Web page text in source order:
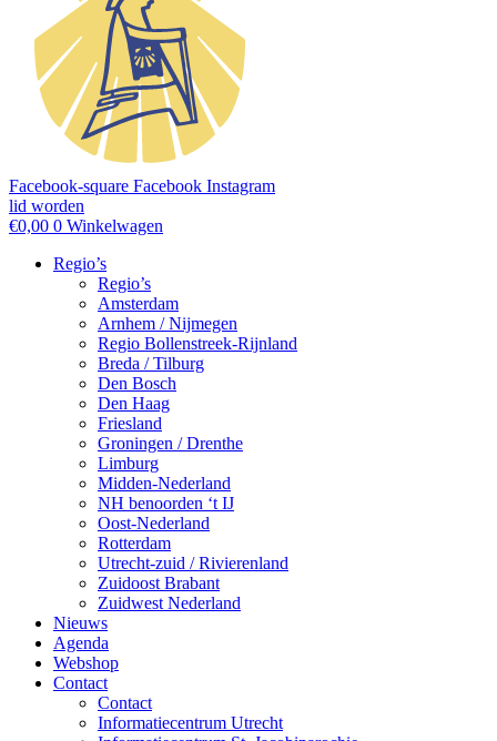
Facebook-square Facebook Instagram
lid worden
€0,00 0 Winkelwagen
Regio’s
Regio’s
Amsterdam
Arnhem / Nijmegen
Regio Bollenstreek-Rijnland
Breda / Tilburg
Den Bosch
Den Haag
Friesland
Groningen / Drenthe
Limburg
Midden-Nederland
NH benoorden ‘t IJ
Oost-Nederland
Rotterdam
Utrecht-zuid / Rivierenland
Zuidoost Brabant
Zuidwest Nederland
Nieuws
Agenda
Webshop
Contact
Contact
Informatiecentrum Utrecht